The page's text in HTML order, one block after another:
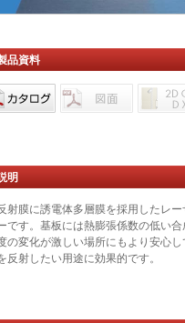
品資料
明
射膜に誘電体多層膜を採用したレ
です。基板には熱膨張係数の低い
の変化が激しい場所にもより安心
反射したい用途に効果的です。